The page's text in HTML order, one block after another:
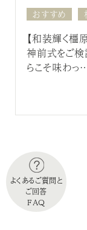
おすすめ
【和装輝く
神前式をご検
らこそ味わ
よくあるご質問と
ご回答
FAQ